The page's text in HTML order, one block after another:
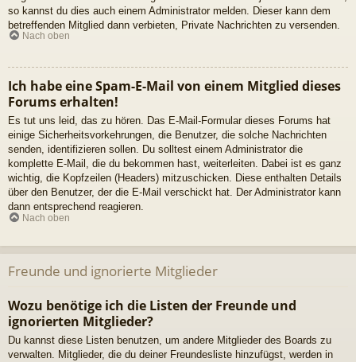
so kannst du dies auch einem Administrator melden. Dieser kann dem
betreffenden Mitglied dann verbieten, Private Nachrichten zu versenden.
Nach oben
Ich habe eine Spam-E-Mail von einem Mitglied dieses
Forums erhalten!
Es tut uns leid, das zu hören. Das E-Mail-Formular dieses Forums hat
einige Sicherheitsvorkehrungen, die Benutzer, die solche Nachrichten
senden, identifizieren sollen. Du solltest einem Administrator die
komplette E-Mail, die du bekommen hast, weiterleiten. Dabei ist es ganz
wichtig, die Kopfzeilen (Headers) mitzuschicken. Diese enthalten Details
über den Benutzer, der die E-Mail verschickt hat. Der Administrator kann
dann entsprechend reagieren.
Nach oben
Freunde und ignorierte Mitglieder
Wozu benötige ich die Listen der Freunde und
ignorierten Mitglieder?
Du kannst diese Listen benutzen, um andere Mitglieder des Boards zu
verwalten. Mitglieder, die du deiner Freundesliste hinzufügst, werden in